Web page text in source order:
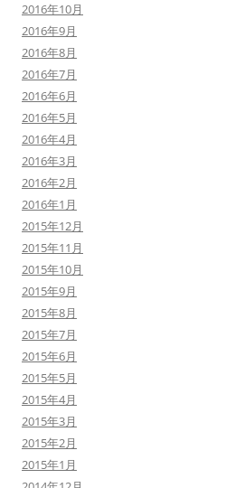
2016年10月
2016年9月
2016年8月
2016年7月
2016年6月
2016年5月
2016年4月
2016年3月
2016年2月
2016年1月
2015年12月
2015年11月
2015年10月
2015年9月
2015年8月
2015年7月
2015年6月
2015年5月
2015年4月
2015年3月
2015年2月
2015年1月